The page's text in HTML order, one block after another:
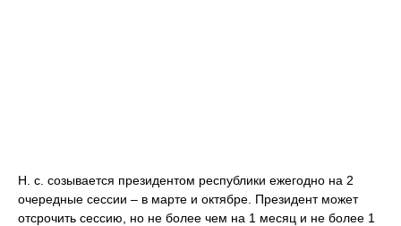
Н. с. созывается президентом республики ежегодно на 2
очередные сессии – в марте и октябре. Президент может
отсрочить сессию, но не более чем на 1 месяц и не более 1